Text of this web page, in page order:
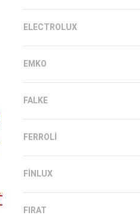
ELECTROLUX
EMKO
FALKE
FERROLI
FINLUX
FIRAT